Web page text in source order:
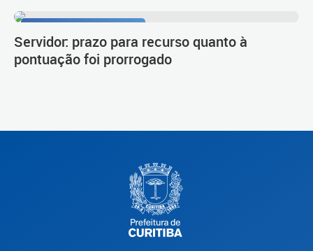
Servidor: prazo para recurso quanto à
pontuação foi prorrogado